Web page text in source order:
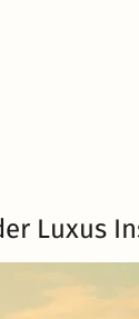
Luxus